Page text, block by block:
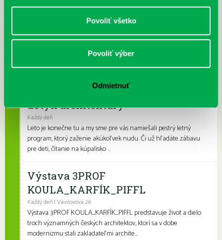
Povoliť všetko
Povoliť výber
Odmietnuť
Prečítané leto v petržalskej knižnici
Každý deň |Furdekova 1,Turnianska 10,Vavilovova 24,Vyšehradská 27
Prečítané leto je celoslovenský projekt, ktorý spája skvelé knihy s
letnými aktivitami a zábavou. Na našich detských a rodinných
pobočkách si knihovní...
Leto v knižnici, knižné burzy aj
dotyk architektúry
Každý deň
Leto je konečne tu a my sme pre vás namiešali pestrý letný
program, ktorý zaženie akúkoľvek nudu. Či už hľadáte zábavu
pre deti, čítanie na kúpalisko ...
Výstava 3PROF
KOULA_KARFÍK_PIFFL
Každý deň | Vavilovova 26
Výstava 3PROF KOULA_KARFÍK_PIFFL predstavuje život a dielo
troch významných českých architektov, ktorí sa v dobe
modernizmu stali zakladateľmi archite...